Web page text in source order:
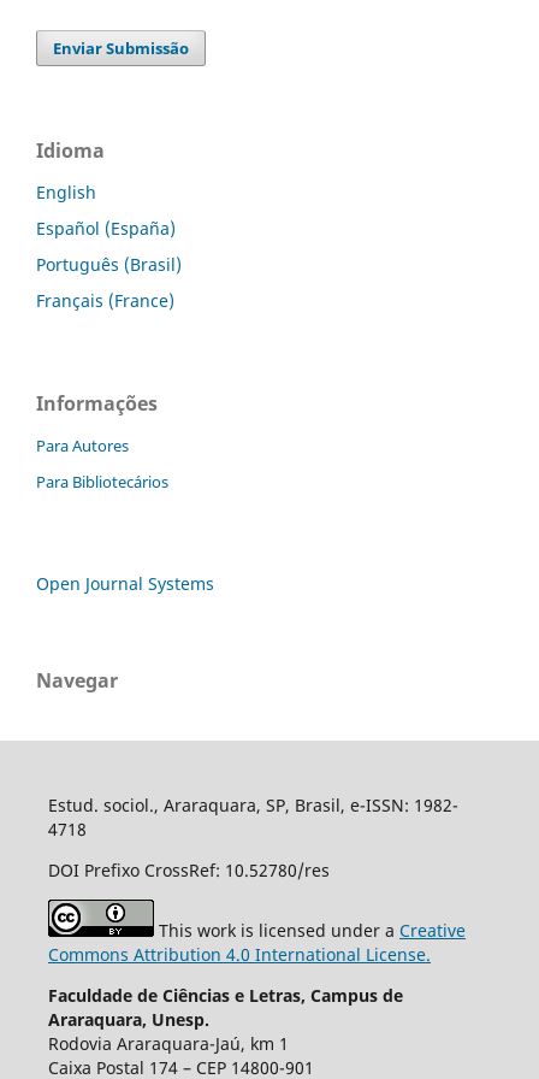
Enviar Submissão
Idioma
English
Español (España)
Português (Brasil)
Français (France)
Informações
Para Autores
Para Bibliotecários
Open Journal Systems
Navegar
Estud. sociol., Araraquara, SP, Brasil, e-ISSN: 1982-
4718
DOI Prefixo CrossRef: 10.52780/res
This work is licensed under a Creative
Commons Attribution 4.0 International License.
Faculdade de Ciências e Letras, Campus de
Araraquara, Unesp.
Rodovia Araraquara-Jaú, km 1
Caixa Postal 174 – CEP 14800-901